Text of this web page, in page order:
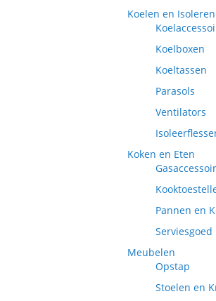
Koelen en Isoleren
Koelboxen
Koeltassen
Parasols
Ventilators
Koken en Eten
Pannen en
Serviesgoed
Meubelen
Opstap
Stoelen en